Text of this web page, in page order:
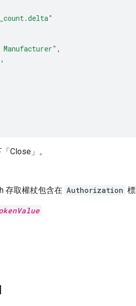
Manufacturer" ,
,
Close」 。
存取權杖包含在 Authorization